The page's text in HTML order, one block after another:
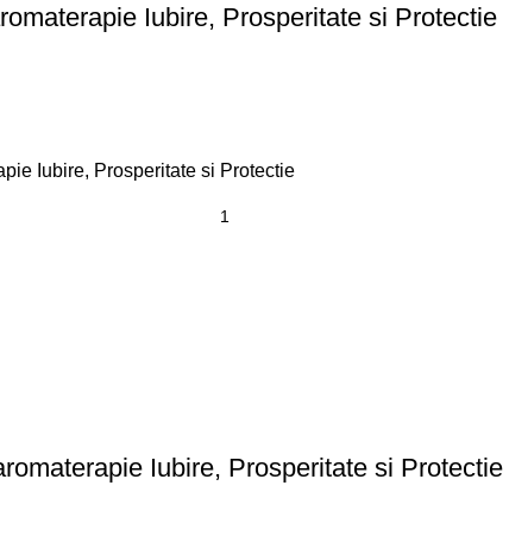
Iubire, Prosperitate si Protectie
Iubire, Prosperitate si Protectie
Iubire, Prosperitate si Protectie